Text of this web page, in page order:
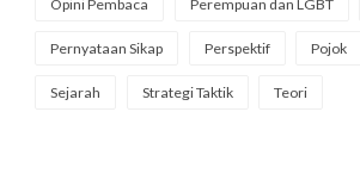
Opini Pembaca Perempuan dan LGBT
Pernyataan Sikap Perspektif Pojok
Sejarah Strategi Taktik Teori